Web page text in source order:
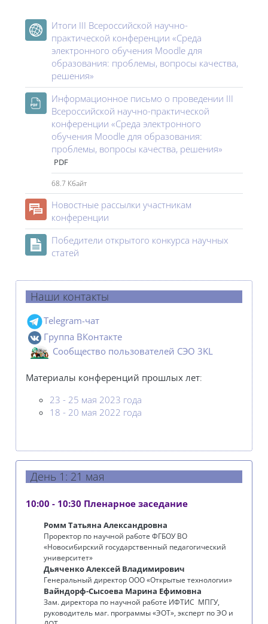
Итоги III Всероссийской научно-
практической конференции «Среда
электронного обучения Moodle для
образования: проблемы, вопросы качества,
решения»
Информационное письмо о проведении III
Всероссийской научно-практической
конференции «Среда электронного
обучения Moodle для образования:
проблемы, вопросы качества, решения»
PDF
68.7 Кбайт
Новостные рассылки участникам
конференции
Победители открытого конкурса научных
статей
Наши контакты
Telegram-чат
Группа ВКонтакте
Сообщеcтво пользователей СЭО 3KL
Материалы конференций прошлых лет:
23 - 25 мая 2023 года
18 - 20 мая 2022 года
День 1: 21 мая
10:00 - 10:30 Пленарное заседание
Ромм Татьяна Александровна
Проректор по научной работе ФГБОУ ВО
«Новосибирский государственный педагогический
университет»
Дьяченко Алексей Владимирович
Генеральный директор ООО «Открытые технологии»
Вайндорф-Сысоева Марина Ефимовна
Зам. директора по научной работе ИФТИС МПГУ,
руководитель маг. программы «ЭОТ», эксперт по ЭО и